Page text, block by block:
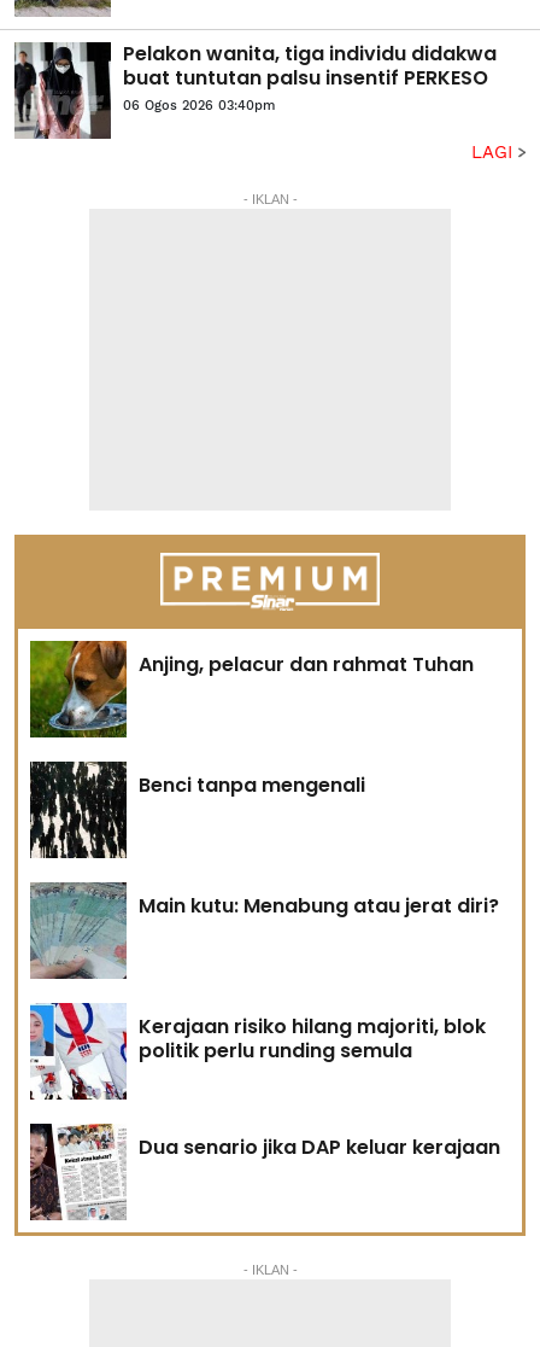
Pelakon wanita, tiga individu didakwa
buat tuntutan palsu insentif PERKESO
06 Ogos 2026 03:40pm
LAGI
- IKLAN -
Anjing, pelacur dan rahmat Tuhan
Benci tanpa mengenali
Main kutu: Menabung atau jerat diri?
Kerajaan risiko hilang majoriti, blok
politik perlu runding semula
Dua senario jika DAP keluar kerajaan
- IKLAN -